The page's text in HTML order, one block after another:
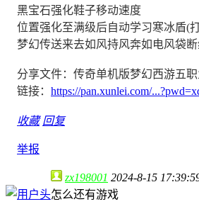
黑宝石强化鞋子移动速度
位置强化至满级后自动学习寒冰盾(
梦幻传送来去如风持风奔如电风袋
分享文件：传奇单机版梦幻西游五
链接： https://pan.xunlei.com/
收藏 回复
举报
zx198001 2024-8-15
怎么还有游戏